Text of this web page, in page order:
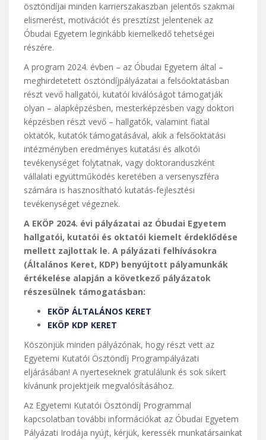
ösztöndíjai minden karrierszakaszban jelentős szakmai
elismerést, motivációt és presztízst jelentenek az
Óbudai Egyetem leginkább kiemelkedő tehetségei
részére.
A program 2024. évben – az Óbudai Egyetem által –
meghirdetetett ösztöndíjpályázatai a felsőoktatásban
részt vevő hallgatói, kutatói kiválóságot támogatják
olyan – alapképzésben, mesterképzésben vagy doktori
képzésben részt vevő – hallgatók, valamint fiatal
oktatók, kutatók támogatásával, akik a felsőoktatási
intézményben eredményes kutatási és alkotói
tevékenységet folytatnak, vagy doktoranduszként
vállalati együttműködés keretében a versenyszféra
számára is hasznosítható kutatás-fejlesztési
tevékenységet végeznek.
A EKÖP 2024. évi pályázatai az Óbudai Egyetem
hallgatói, kutatói és oktatói kiemelt érdeklődése
mellett zajlottak le. A pályázati felhívásokra
(Általános Keret, KDP) benyújtott pályamunkák
értékelése alapján a következő pályázatok
részesülnek támogatásban:
EKÖP ÁLTALÁNOS KERET
EKÖP KDP KERET
Köszönjük minden pályázónak, hogy részt vett az
Egyetemi Kutatói Ösztöndíj Programpályázati
eljárásában! A nyerteseknek gratulálunk és sok sikert
kívánunk projektjeik megvalósításához.
Az Egyetemi Kutatói Ösztöndíj Programmal
kapcsolatban további információkat az Óbudai Egyetem
Pályázati Irodája nyújt, kérjük, keressék munkatársainkat